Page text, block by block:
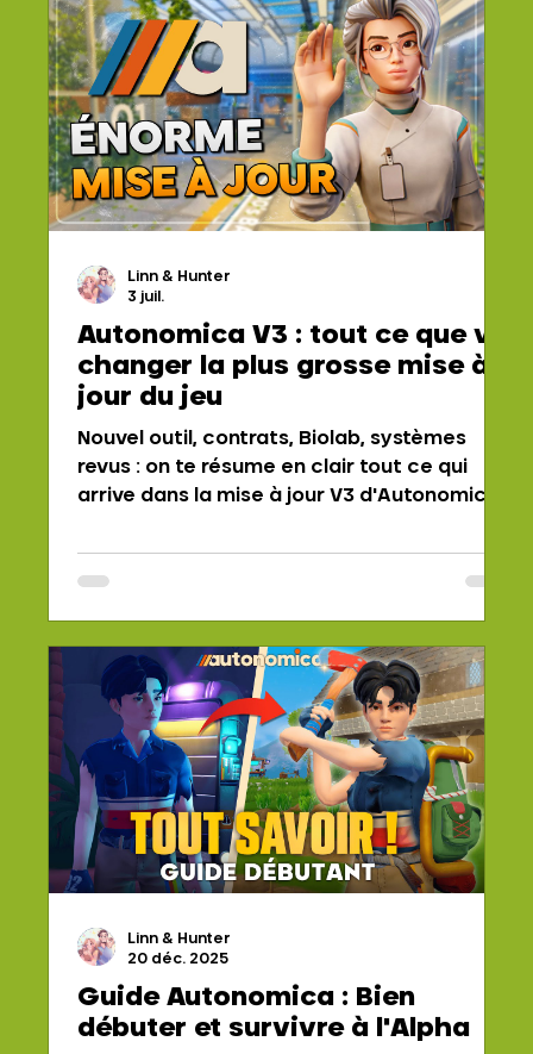
Autonomica V3 : tout ce que va
changer la plus grosse mise à
jour du jeu
Nouvel outil, contrats, Biolab, systèmes
revus : on te résume en clair tout ce qui
arrive dans la mise à jour V3 d'Autonomica.
Linn & Hunter
3 juil.
Guide Autonomica : Bien
débuter et survivre à l'Alpha
Linn & Hunter
20 déc. 2025